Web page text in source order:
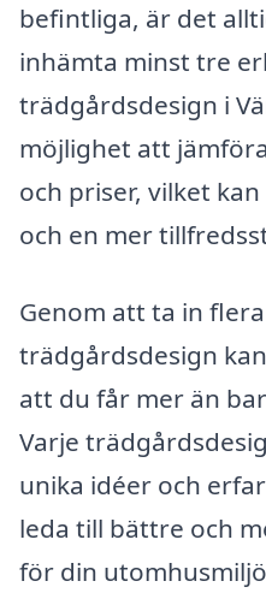
befintliga, är det
inhämta minst tre
trädgårdsdesign i
möjlighet att
och priser, vilket
och en mer
Genom att ta in
trädgårdsdesign
att du får mer än
Varje
unika idéer och
leda till bättre och
för din